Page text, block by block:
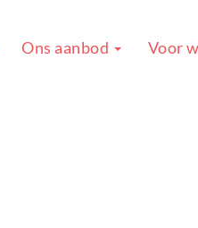
Ons aanbod Voor